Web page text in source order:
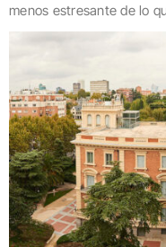
menos estresante de lo